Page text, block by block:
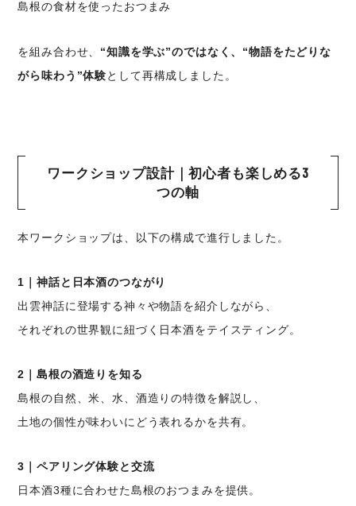
島根の食材を使ったおつまみ
を組み合わせ、 “知識を学ぶ”のではなく、“物語をたどりな
がら味わう”体験として再構成しました。
ワークショップ設計｜初心者も楽しめる3
つの軸
本ワークショップは、以下の構成で進行しました。
1｜神話と日本酒のつながり
出雲神話に登場する神々や物語を紹介しながら、
それぞれの世界観に紐づく日本酒をテイスティング。
2｜島根の酒造りを知る
島根の自然、米、水、酒造りの特徴を解説し、
土地の個性が味わいにどう表れるかを共有。
3｜ペアリング体験と交流
日本酒3種に合わせた島根のおつまみを提供。